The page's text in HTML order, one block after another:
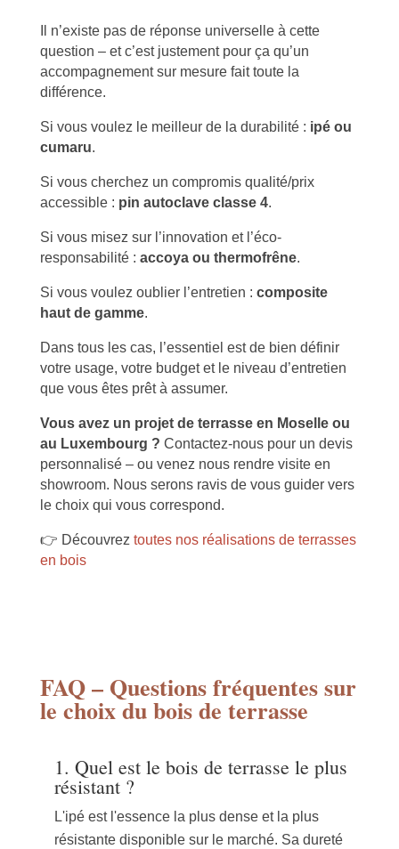
Il n’existe pas de réponse universelle à cette
question – et c’est justement pour ça qu’un
accompagnement sur mesure fait toute la
différence.
Si vous voulez le meilleur de la durabilité : ipé ou
cumaru.
Si vous cherchez un compromis qualité/prix
accessible : pin autoclave classe 4.
Si vous misez sur l’innovation et l’éco-
responsabilité : accoya ou thermofrêne.
Si vous voulez oublier l’entretien : composite
haut de gamme.
Dans tous les cas, l’essentiel est de bien définir
votre usage, votre budget et le niveau d’entretien
que vous êtes prêt à assumer.
Vous avez un projet de terrasse en Moselle ou
au Luxembourg ? Contactez-nous pour un devis
personnalisé – ou venez nous rendre visite en
showroom. Nous serons ravis de vous guider vers
le choix qui vous correspond.
👉 Découvrez toutes nos réalisations de terrasses
en bois
FAQ – Questions fréquentes sur
le choix du bois de terrasse
1. Quel est le bois de terrasse le plus
résistant ?
L'ipé est l'essence la plus dense et la plus
résistante disponible sur le marché. Sa dureté